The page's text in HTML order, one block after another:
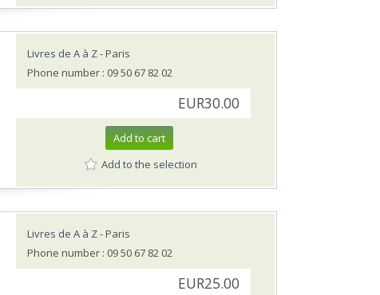
Livres de A à Z- Paris
Phone number : 09 50 67 82 02
EUR30.00
Add to cart
Add to the selection
Livres de A à Z- Paris
Phone number : 09 50 67 82 02
EUR25.00